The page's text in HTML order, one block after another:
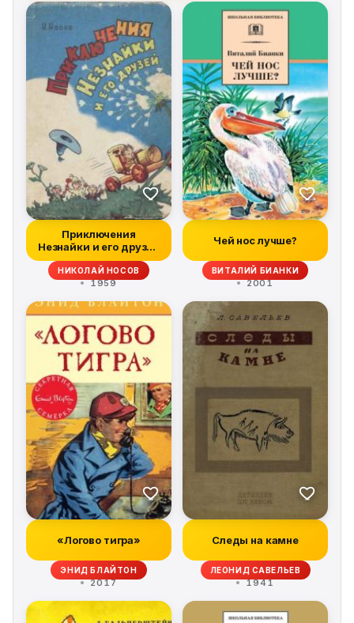
Приключения
Незнайки и его друзей
(все иллюстрации...
НИКОЛАЙ НОСОВ
1959
Чей нос лучше?
ВИТАЛИЙ БИАНКИ
2001
«Логово тигра»
ЭНИД БЛАЙТОН
2017
Следы на камне
ЛЕОНИД САВЕЛЬЕВ
1941